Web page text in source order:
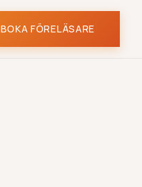
BOKA FÖRELÄSARE